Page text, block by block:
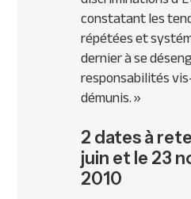
constatant les
répétées et
dernier à se
responsabilités
démunis. »
2 dates à
juin et le 23
2010